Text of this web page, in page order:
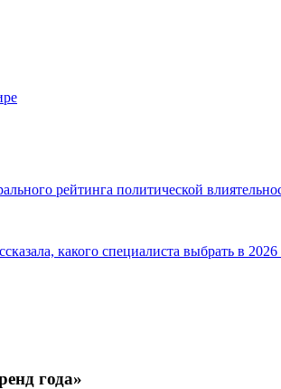
рейтинга политической
какого специалиста выбрать в 2026
года»